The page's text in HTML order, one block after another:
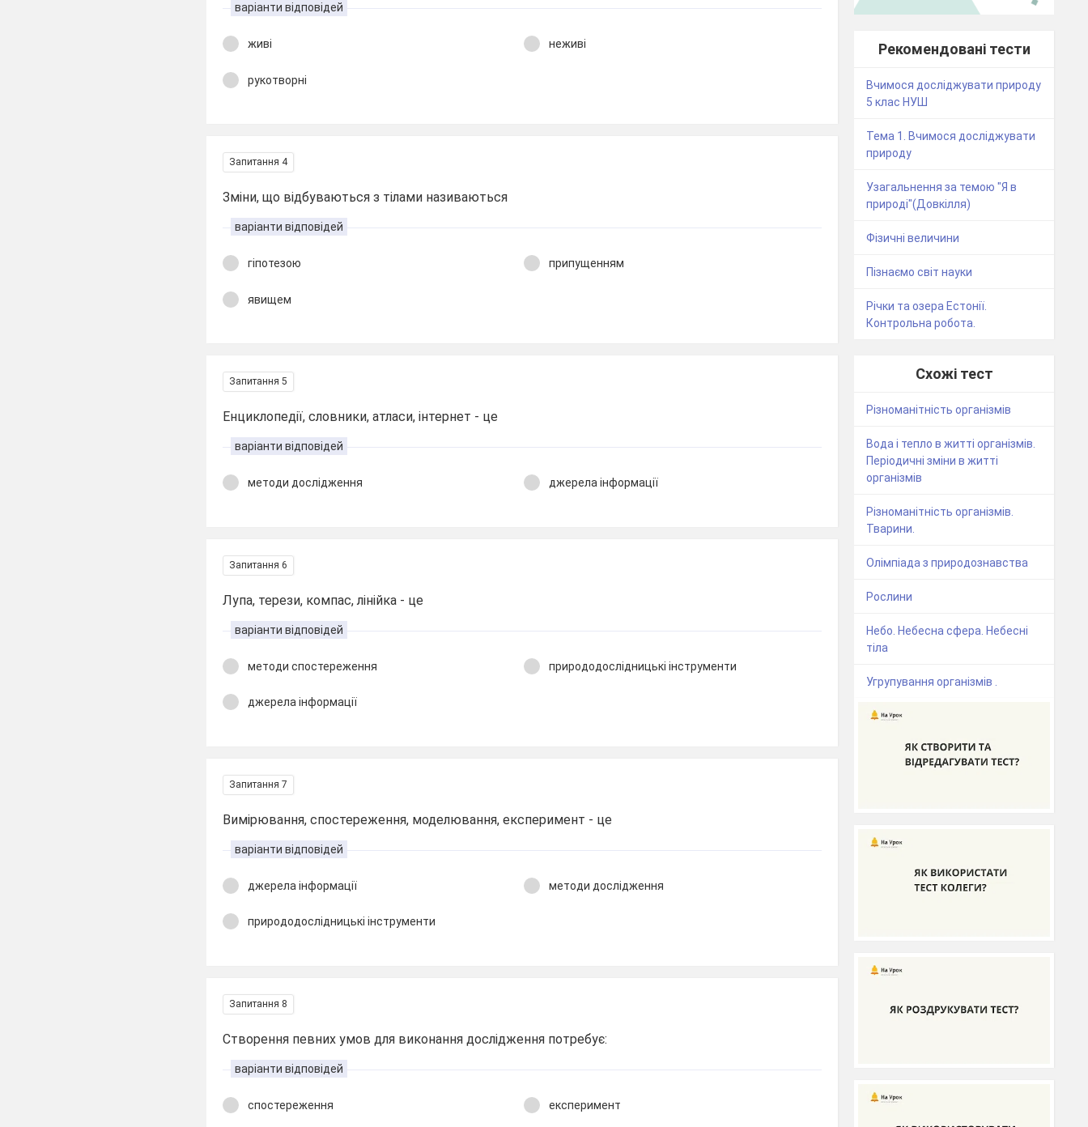
варіанти відповідей
живі неживі
рукотворні
Запитання 4
Зміни, що відбуваються з тілами називаються
варіанти відповідей
гіпотезою припущенням
явищем
Запитання 5
Енциклопедії, словники, атласи, інтернет - це
варіанти відповідей
методи дослідження джерела інформації
Запитання 6
Лупа, терези, компас, лінійка - це
варіанти відповідей
методи спостереження природодослідницькі інструменти
джерела інформації
Запитання 7
Вимірювання, спостереження, моделювання, експеримент - це
варіанти відповідей
джерела інформації методи дослідження
природодослідницькі інструменти
Запитання 8
Створення певних умов для виконання дослідження потребує:
варіанти відповідей
спостереження експеримент
Рекомендовані тести
Вчимося досліджувати природу
5 клас НУШ
Тема 1. Вчимося досліджувати
природу
Узагальнення за темою "Я в
природі"(Довкілля)
Фізичні величини
Пізнаємо світ науки
Річки та озера Естонії.
Контрольна робота.
Схожі тест
Різноманітність організмів
Вода і тепло в житті організмів.
Періодичні зміни в житті
організмів
Різноманітність організмів.
Тварини.
Олімпіада з природознавства
Рослини
Небо. Небесна сфера. Небесні
тіла
Угрупування організмів .